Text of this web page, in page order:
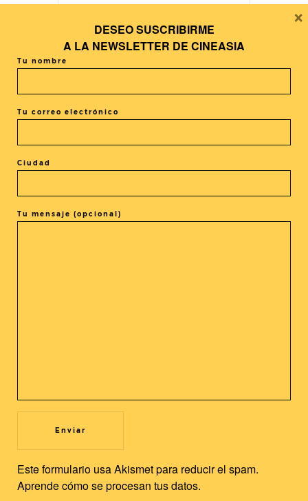
El evento está terminado.
Recibe nuestras novedades en tu buzón!
Newsletter
consideramos que acepta su uso. Puedes cambiar la
DESEO SUSCRIBIRME
A LA NEWSLETTER DE CINEASIA
Tu nombre
Tu correo electrónico
Ciudad
Tu mensaje (opcional)
Este formulario usa Akismet para reducir el spam.
Aprende cómo se procesan tus datos.
×